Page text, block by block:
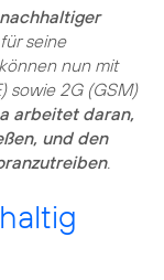
seine
nun mit
sowie 2G (GSM)
arbeitet daran,
und den
.